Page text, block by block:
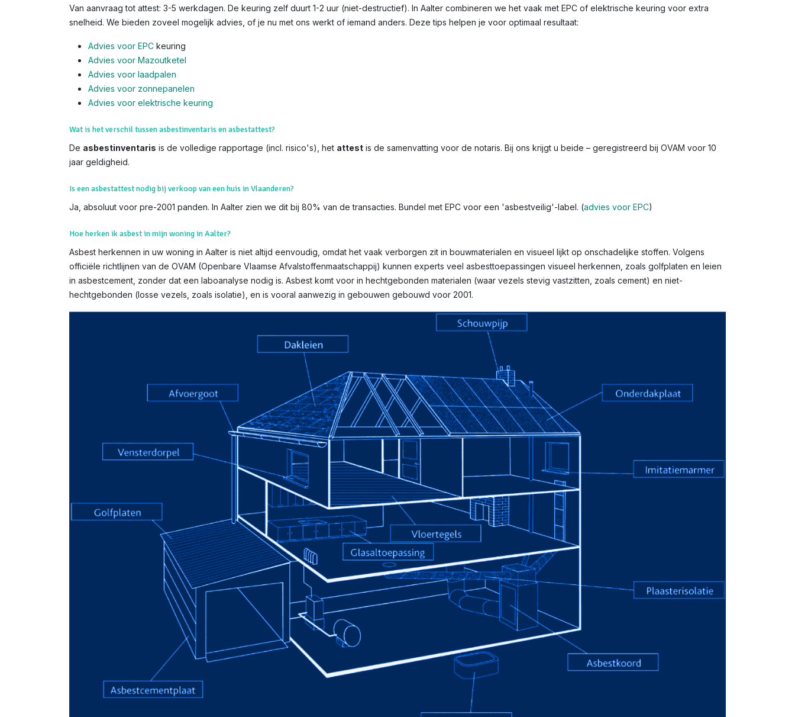
Van aanvraag tot attest: 3-5 werkdagen. De keuring zelf duurt 1-2 uur (niet-destructief). In Aalter combineren we het vaak met EPC of elektrische keuring voor extra
snelheid. We bieden zoveel mogelijk advies, of je nu met ons werkt of iemand anders. Deze tips helpen je voor optimaal resultaat:
Advies voor EPC keuring
Advies voor Mazoutketel
Advies voor laadpalen
Advies voor zonnepanelen
Advies voor elektrische keuring
Wat is het verschil tussen asbestinventaris en asbestattest?
De asbestinventaris is de volledige rapportage (incl. risico's), het attest is de samenvatting voor de notaris. Bij ons krijgt u beide – geregistreerd bij OVAM voor 10
jaar geldigheid.
Is een asbestattest nodig bij verkoop van een huis in Vlaanderen?
Ja, absoluut voor pre-2001 panden. In Aalter zien we dit bij 80% van de transacties. Bundel met EPC voor een 'asbestveilig'-label. (advies voor EPC)
Hoe herken ik asbest in mijn woning in Aalter?
Asbest herkennen in uw woning in Aalter is niet altijd eenvoudig, omdat het vaak verborgen zit in bouwmaterialen en visueel lijkt op onschadelijke stoffen. Volgens
officiële richtlijnen van de OVAM (Openbare Vlaamse Afvalstoffenmaatschappij) kunnen experts veel asbesttoepassingen visueel herkennen, zoals golfplaten en leien
in asbestcement, zonder dat een laboanalyse nodig is. Asbest komt voor in hechtgebonden materialen (waar vezels stevig vastzitten, zoals cement) en niet-
hechtgebonden (losse vezels, zoals isolatie), en is vooral aanwezig in gebouwen gebouwd voor 2001.